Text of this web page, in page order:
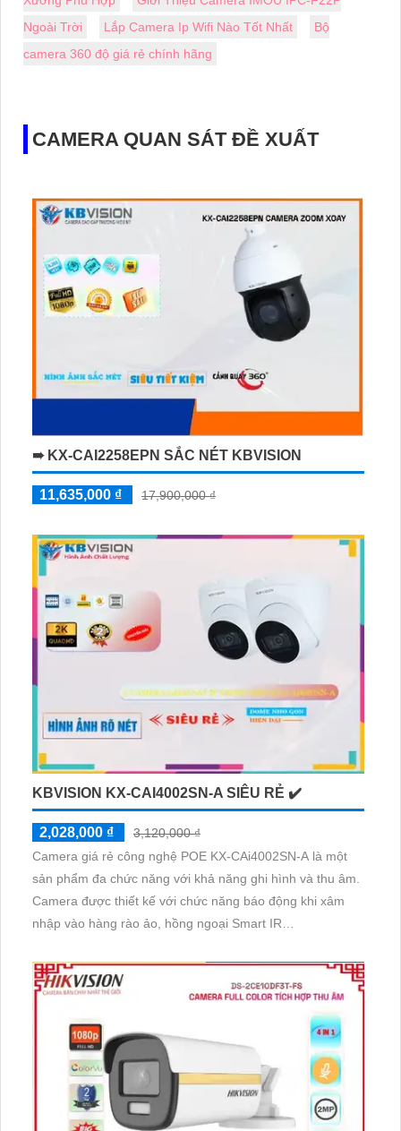
Ngoài Trời
Lắp Camera Ip Wifi Nào Tốt Nhất
Bộ
camera 360 độ giá rẻ chính hãng
CAMERA QUAN SÁT ĐỀ XUẤT
➠ KX-CAI2258EPN SẮC NÉT KBVISION
11,635,000 ₫ 17,900,000 ₫
KBVISION KX-CAI4002SN-A SIÊU RẺ ✔️
2,028,000 ₫
3,120,000 ₫
Camera giá rẻ công nghệ POE KX-CAi4002SN-A là một
sản phẩm đa chức năng với khả năng ghi hình và thu âm.
Camera được thiết kế với chức năng báo động khi xâm
nhập vào hàng rào ảo, hồng ngoại Smart IR